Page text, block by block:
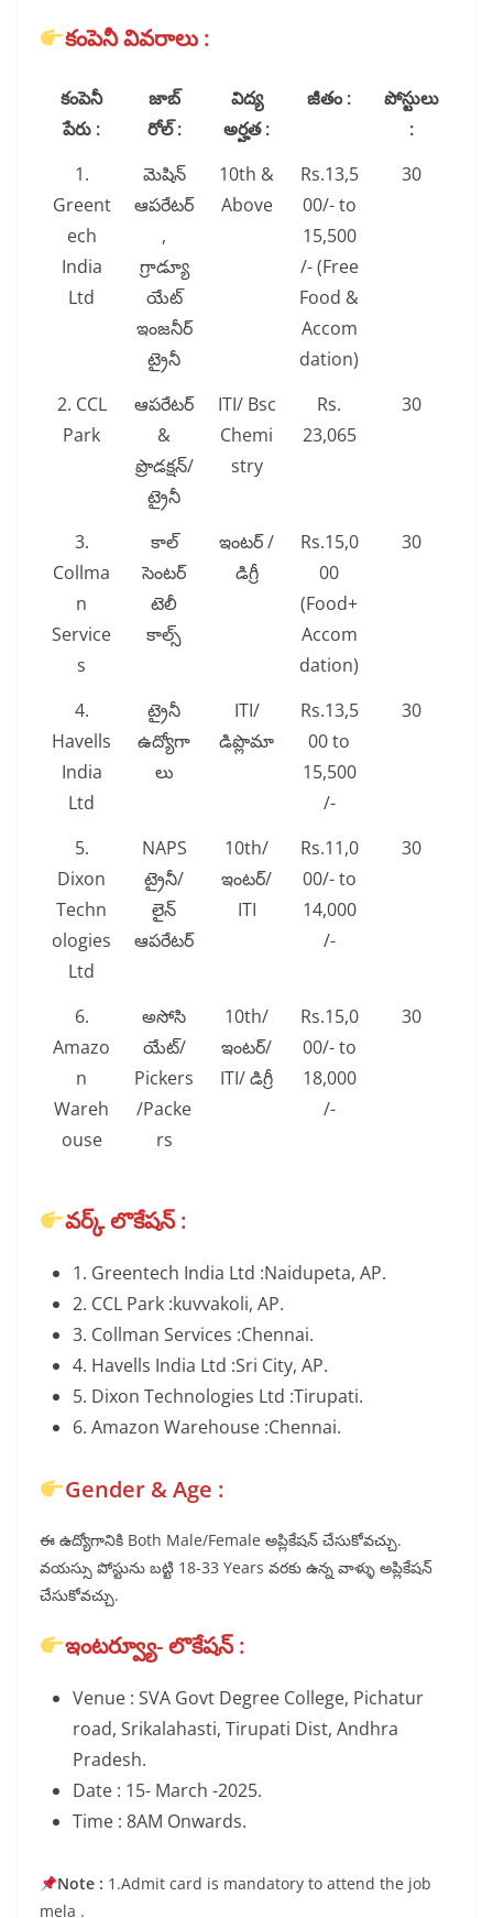
కంపెనీ వివరాలు :
కంపెనీ
పేరు :
జాబ్
రోల్ :
విద్య
అర్హత :
జీతం :
పోస్టులు
:
1.
Greent
ech
India
Ltd
మెషిన్
ఆపరేటర్
,
గ్రాడ్యూ
యేట్
ఇంజనీర్
ట్రైనీ
10th &
Above
Rs.13,5
00/- to
15,500
/- (Free
Food &
Accom
dation)
30
2. CCL
Park
ఆపరేటర్
&
ప్రొడక్షన్/
ట్రైనీ
ITI/ Bsc
Chemi
stry
Rs.
23,065
30
3.
Collma
n
Service
s
కాల్
సెంటర్
టెలీ
కాల్స్
ఇంటర్ /
డిగ్రీ
Rs.15,0
00
(Food+
Accom
dation)
30
4.
Havells
India
Ltd
ట్రైనీ
ఉద్యోగా
లు
ITI/
డిప్లొమా
Rs.13,5
00 to
15,500
/-
30
5.
Dixon
Techn
ologies
Ltd
NAPS
ట్రైనీ/
లైన్
ఆపరేటర్
10th/
ఇంటర్/
ITI
Rs.11,0
00/- to
14,000
/-
30
6.
Amazo
n
Wareh
ouse
అసోసి
యేట్/
Pickers
/Packe
rs
10th/
ఇంటర్/
ITI/ డిగ్రీ
Rs.15,0
00/- to
18,000
/-
30
వర్క్ లొకేషన్ :
1. Greentech India Ltd :Naidupeta, AP.
2. CCL Park :kuvvakoli, AP.
3. Collman Services :Chennai.
4. Havells India Ltd :Sri City, AP.
5. Dixon Technologies Ltd :Tirupati.
6. Amazon Warehouse :Chennai.
Gender & Age :
ఈ ఉద్యోగానికి Both Male/Female అప్లికేషన్ చేసుకోవచ్చు.
వయస్సు పోస్టును బట్టి 18-33 Years వరకు ఉన్న వాళ్ళు అప్లికేషన్
చేసుకోవచ్చు.
ఇంటర్వ్యూ- లొకేషన్ :
Venue : SVA Govt Degree College, Pichatur
road, Srikalahasti, Tirupati Dist, Andhra
Pradesh.
Date : 15- March -2025.
Time : 8AM Onwards.
Note : 1.Admit card is mandatory to attend the job
mela .